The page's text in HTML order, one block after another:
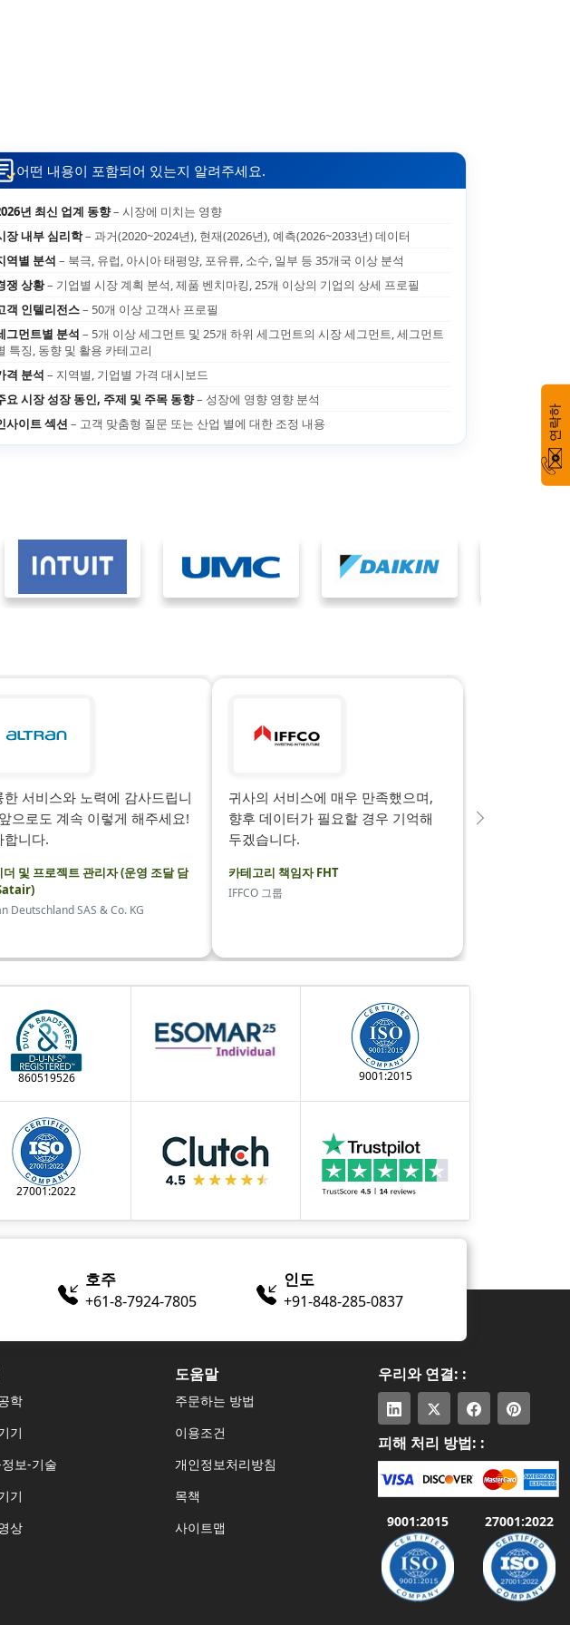
어떤 내용이 포함되어 있는지 알려주세요.
년 최신 업계 동향– 시장에 미치는 영향
장 내부 심리학– 과거(2020~2024년), 현재(2026년), 예측(2026~2033년) 데이터
역별 분석 – 북극, 유럽, 아시아 태평양, 포유류, 소수, 일부 등 35개국 이상 분석
쟁 상황– 기업별 시장 계획 분석, 제품 벤치마킹, 25개 이상의 기업의 상세 프로필
객 인텔리전스– 50개 이상 고객사 프로필
그먼트별 분석 – 5개 이상 세그먼트 및 25개 하위 세그먼트의 시장 세그먼트, 세그먼트
특징, 동향 및 활용 카테고리
격 분석 – 지역별, 기업별 가격 대시보드
요 시장 성장 동인, 주제 및 주목 동향– 성장에 영향 영향 분석
사이트 섹션 – 고객 맞춤형 질문 또는 산업 별에 대한 조정 내용
한 서비스와 노력에 감사드립니
으로도 계속 이렇게 해주세요!
합니다.
더 및 프로젝트 관리자 (운영 조달 담
Deutschland SAS & Co. KG
귀사의 서비스에 매우 만족했으며,
향후 데이터가 필요할 경우 기억해
두겠습니다.
카테고리 책임자 FHT
IFFCO 그룹
다
860519526 9001:2015
27001:2022
호주
+61-8-7924-7805
인도
+91-848-285-0837
학
기
보-기술
기
상
도움말
주문하는 방법
이용조건
개인정보처리방침
목책
사이트맵
우리와 연결: :
피해 처리 방법: :
9001:2015 27001:2022
락
하